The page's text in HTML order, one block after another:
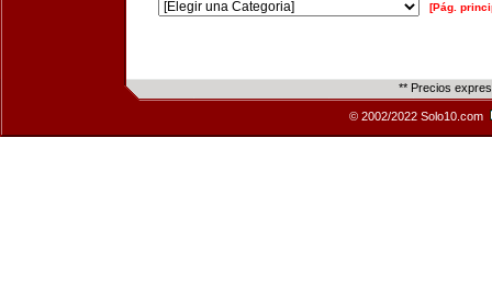
[Pág.
** Precios
© 2002/2022 Solo10.com